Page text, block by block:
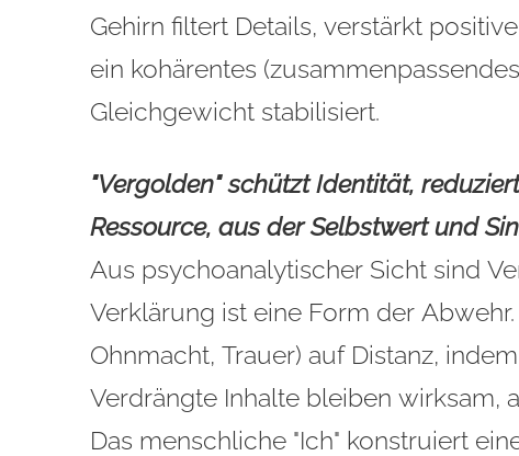
Gehirn filtert Details, verstärkt
ein kohärentes
Gleichgewicht stabilisiert.
"Vergolden" schützt Identität,
Ressource, aus der Selbstwert und
Aus psychoanalytischer Sicht sind
Verklärung ist eine Form der
Ohnmacht, Trauer) auf Distanz,
Verdrängte Inhalte bleiben wirksam,
Das menschliche "Ich" konstruiert